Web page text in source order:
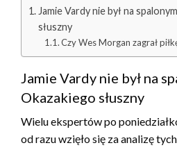
Jamie Vardy nie był na
słuszny
Czy Wes Morgan zagrał
Jamie Vardy nie był na
Okazakiego słuszny
Wielu ekspertów po
od razu wzięło się za analizę